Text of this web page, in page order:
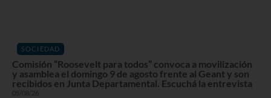
SOCIEDAD
Comisión “Roosevelt para todos” convoca a movilización
y asamblea el domingo 9 de agosto frente al Geant y son
recibidos en Junta Departamental. Escuchá la entrevista
05/08/26